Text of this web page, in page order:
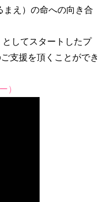
え）の命への向き合
してスタートしたプ
支援を頂くことができ
）